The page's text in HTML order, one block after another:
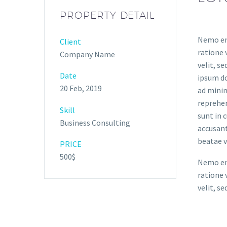
PROPERTY DETAIL
Client
Company Name
Date
20 Feb, 2019
Skill
Business Consulting
PRICE
500$
Nemo
ratione
velit,
ipsum
ad
sunt in
beatae
Nemo
ratione
velit,